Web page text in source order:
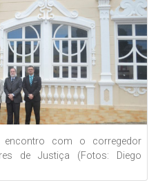
encontro com o corregedor
de Justiça (Fotos: Diego